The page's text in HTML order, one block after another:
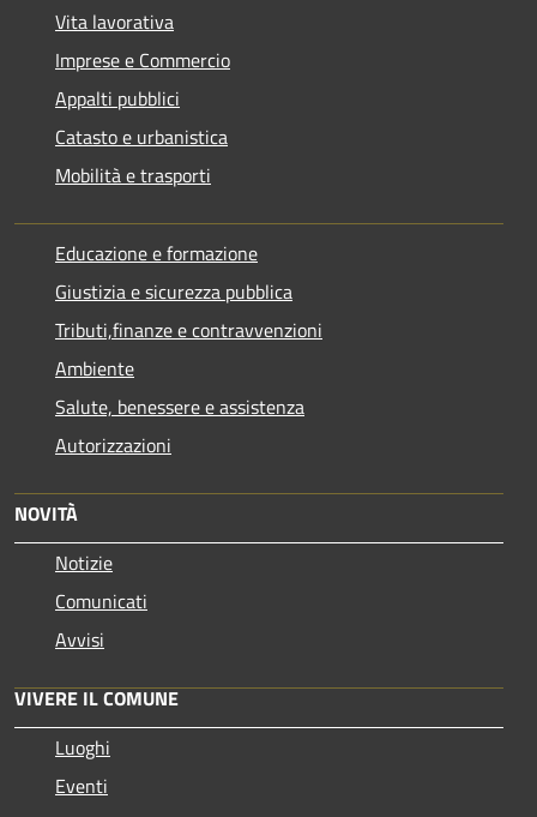
Vita lavorativa
Imprese e Commercio
Appalti pubblici
Catasto e urbanistica
Mobilità e trasporti
Educazione e formazione
Giustizia e sicurezza pubblica
Tributi,finanze e contravvenzioni
Ambiente
Salute, benessere e assistenza
Autorizzazioni
NOVITÀ
Notizie
Comunicati
Avvisi
VIVERE IL COMUNE
Luoghi
Eventi